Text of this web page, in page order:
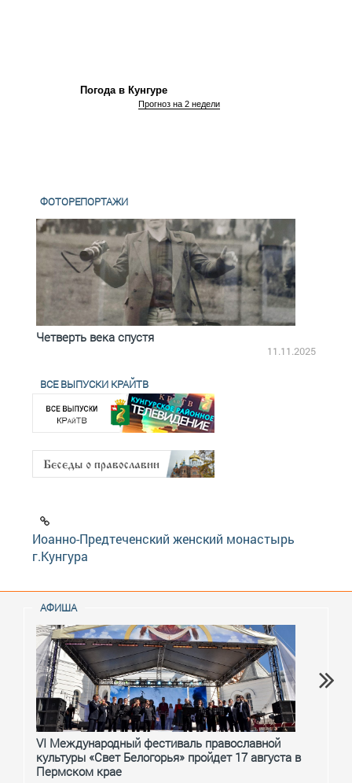
Погода в Кунгуре
Прогноз на 2 недели
ФОТОРЕПОРТАЖИ
Четверть века спустя
11.11.2025
ВСЕ ВЫПУСКИ КРАЙТВ
Иоанно-Предтеченский женский монастырь
г.Кунгура
АФИША
VI Международный фестиваль православной
культуры «Свет Белогорья» пройдет 17 августа в
Пермском крае